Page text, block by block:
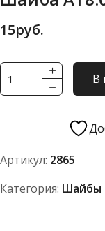
15руб.
Количество
товара
78
В
Артикул: 2865
Категория: Шайбы